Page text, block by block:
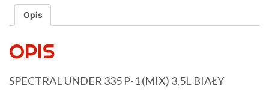
Opis
OPIS
SPECTRAL UNDER 335 P-1 (MIX) 3,5L BIAŁY